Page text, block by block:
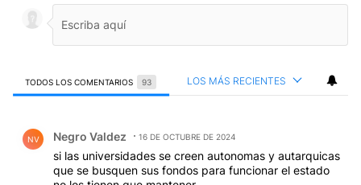
TODOS LOS COMENTARIOS 93 LOS MÁS RECIENTES
NV Negro Valdez 16 DE OCTUBRE DE 2024
si las universidades se creen autonomas y autarquicas
que se busquen sus fondos para funcionar el estado